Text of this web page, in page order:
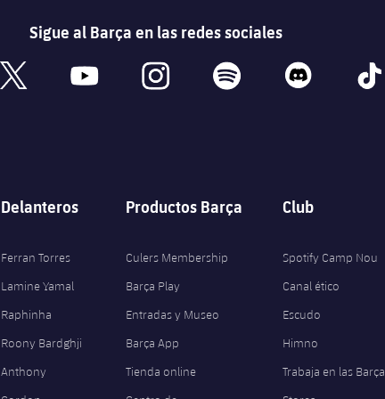
Sigue al Barça en las redes sociales
x youtube instagram spotify discord tiktok
Delanteros
Ferran Torres
Lamine Yamal
Raphinha
Roony Bardghji
Anthony
Productos Barça
Culers Membership
Barça Play
Entradas y Museo
Barça App
Tienda online
Club
Spotify Camp Nou
Canal ético
Escudo
Himno
Trabaja en las Barça